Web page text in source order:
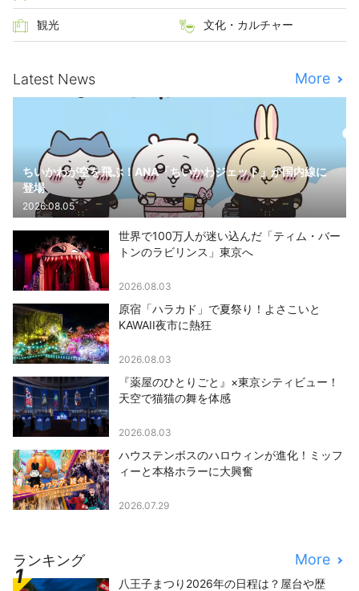
観光 文化・カルチャー
Latest News More
ちいかわが空を飛ぶ！ANA「ちいかわジェット」が国内線に
登場
2026.08.05
世界で100万人が迷い込んだ「ティム・バー
トンのラビリンス」東京へ
2026.08.03
原宿「ハラカド」で夏祭り！よさこいと
KAWAII夜市に熱狂
2026.08.03
『薬屋のひとりごと』×東京シティビュー！
天空で猫猫の舞を体感
2026.08.03
ハウステンボスのハロウィンが進化！ミッフ
ィーと本格ホラーに大興奮
2026.07.29
ランキング More
八王子まつり2026年の日程は？屋台や歴